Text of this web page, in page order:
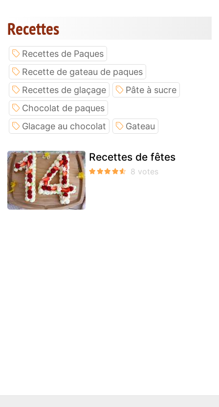
Recettes
Recettes de Paques
Recette de gateau de paques
Recettes de glaçage
Pâte à sucre
Chocolat de paques
Glacage au chocolat
Gateau
Recettes de fêtes